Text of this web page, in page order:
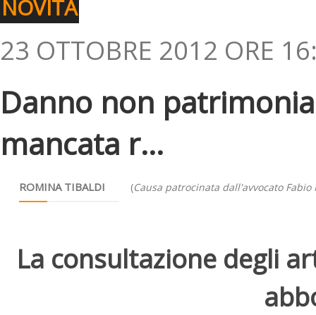
NOVITÀ
23 OTTOBRE 2012 ORE
Danno non
mancata r...
ROMINA TIBALDI (Causa patrocinata dall'avvocato Fabio
La consultazione degli